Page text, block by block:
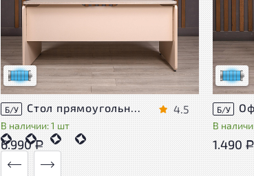
Состояние товара приближено к новому,
могут присутствовать незначительные
следы эксплуатации
Низкая степень износа
Б/У Стол прямоугольный Accord ДСП Дуб Россия
В наличии: 1 шт
4.5
6.990Р
могут
следы
Низкая
Б/У
В
1.490 Р